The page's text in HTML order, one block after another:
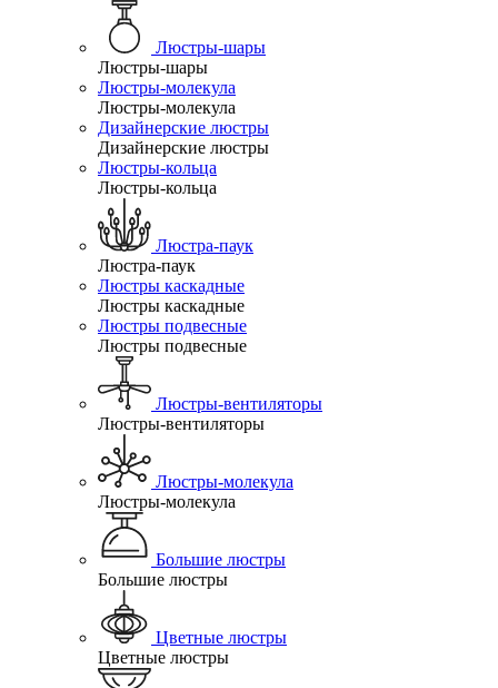
Люстры-шары
Люстры-шары
Люстры-молекула
Люстры-молекула
Дизайнерские люстры
Дизайнерские люстры
Люстры-кольца
Люстры-кольца
Люстра-паук
Люстра-паук
Люстры каскадные
Люстры каскадные
Люстры подвесные
Люстры подвесные
Люстры-вентиляторы
Люстры-вентиляторы
Люстры-молекула
Люстры-молекула
Большие люстры
Большие люстры
Цветные люстры
Цветные люстры